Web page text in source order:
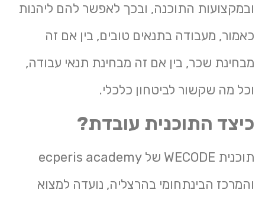
ובמקצועות התוכנה, ובכך לאפשר להם ליהנות
כאמור, מעבודה בתנאים טובים, בין אם זה
מבחינת שכר, בין אם זה מבחינת תנאי עבודה,
וכל מה שקשור לביטחון כלכלי.
כיצד התוכנית עובדת?
תוכנית WECODE של ecperis academy
והמרכז הבינתחומי בהרצליה, נועדה למצוא